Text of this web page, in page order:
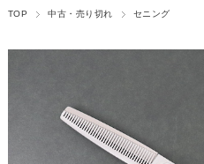
TOP 中古・売り切れ セニング